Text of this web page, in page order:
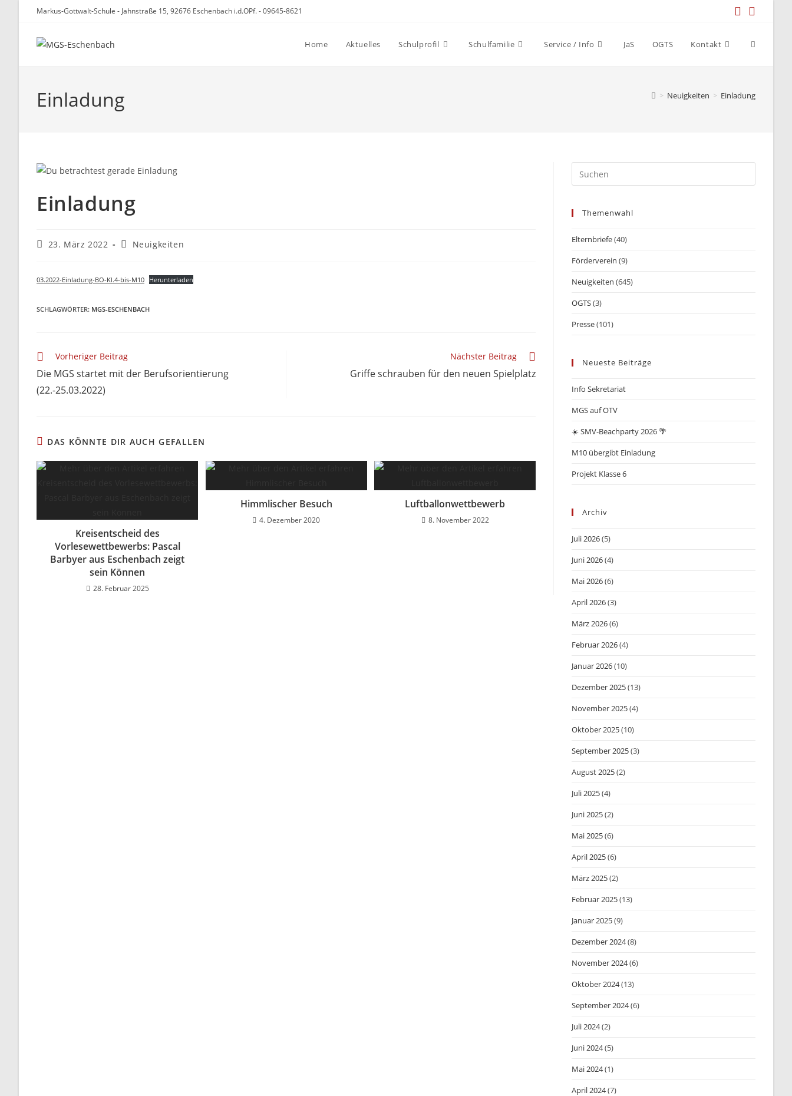
Markus-Gottwalt-Schule - Jahnstraße 15, 92676 Eschenbach i.d.OPf. - 09645-8621
Home Aktuelles Schulprofil Schulfamilie Service / Info JaS OGTS Kontakt Website-
Einladung > Neuigkeiten > Einladung
Einladung
Beitrag
23. März 2022
Beitrags-
Neuigkeiten
03.2022-Einladung-BO-Kl.4-bis-M10 Herunterladen
SCHLAGWÖRTER: MGS-ESCHENBACH
Weitere
ansehen
Vorheriger Beitrag
Die MGS startet mit der Berufsorientierung
(22.-25.03.2022)
Nächster Beitrag
Griffe schrauben für den neuen Spielplatz
DAS KÖNNTE DIR AUCH GEFALLEN
Kreisentscheid des
Vorlesewettbewerbs: Pascal
Barbyer aus Eschenbach zeigt
sein Können
28. Februar 2025
Himmlischer Besuch
4. Dezember 2020
Luftballonwettbewerb
8. November 2022
Themenwahl
Elternbriefe(40)
Förderverein (9)
Neuigkeiten (645)
OGTS(3)
Presse(101)
Neueste Beiträge
Info Sekretariat
MGS auf OTV
☀️ SMV-Beachparty 2026 🌴
M10 übergibt Einladung
Projekt Klasse 6
Archiv
Juli 2026(5)
Juni 2026(4)
Mai 2026(6)
April 2026(3)
März 2026(6)
Februar 2026(4)
Januar 2026(10)
Dezember 2025(13)
November 2025(4)
Oktober 2025(10)
September 2025(3)
August 2025(2)
Juli 2025(4)
Juni 2025(2)
Mai 2025(6)
April 2025(6)
März 2025(2)
Februar 2025(13)
Januar 2025(9)
Dezember 2024(8)
November 2024(6)
Oktober 2024(13)
September 2024(6)
Juli 2024(2)
Juni 2024(5)
Mai 2024(1)
April 2024(7)